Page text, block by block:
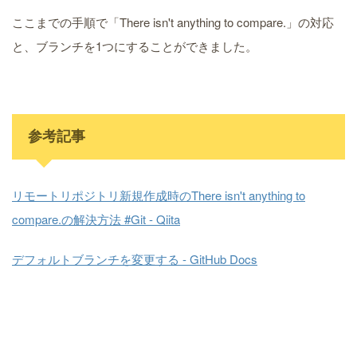
ここまでの手順で「There isn't anything to compare.」の対応
と、ブランチを1つにすることができました。
参考記事
リモートリポジトリ新規作成時のThere isn't anything to
compare.の解決方法 #Git - Qiita
デフォルトブランチを変更する - GitHub Docs